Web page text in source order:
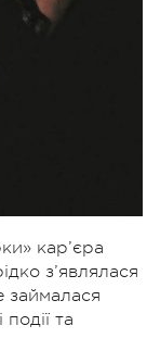
кар’єра
з’являлася
займалася
та